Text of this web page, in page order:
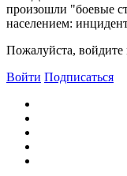
произошли "боевые
населением:
Пожалуйста,
Войти Подписаться